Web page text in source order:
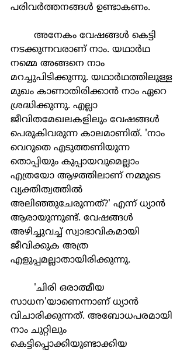
പരിവര്‍ത്തനങ്ങള്‍ ഉണ്ടാകണം.
നടക്കുന്നവരാണ് നാം. യഥാര്‍ഥ
നമ്മെ അങ്ങനെ നാം
മറച്ചുപിടിക്കുന്നു. യഥാര്‍ഥത്തിലുള്ള
മുഖം കാണാതിരിക്കാന്‍ നാം ഏറെ
ശ്രദ്ധിക്കുന്നു. എല്ലാ
ജീവിതമേഖലകളിലും വേഷങ്ങള്‍
പെരുകിവരുന്ന കാലമാണിത്. 'നാം
വെറുതെ എടുത്തണിയുന്ന
തൊപ്പിയും കുപ്പായവുമെല്ലാം
എത്രയോ ആഴത്തിലാണ് നമ്മുടെ
വ്യക്തിത്വത്തില്‍
അലിഞ്ഞുചേരുന്നത്?' എന്ന് ധ്യാന്‍
ആരായുന്നുണ്ട്. വേഷങ്ങള്‍
അഴിച്ചുവച്ച് സ്വാഭാവികമായി
ജീവിക്കുക അത്ര
എളുപ്പമല്ലാതായിരിക്കുന്നു.
സാധന'യാണെന്നാണ് ധ്യാന്‍
വിചാരിക്കുന്നത്. അബോധപരമായി
നാം ചുറ്റിലും
കെട്ടിപ്പൊക്കിയുണ്ടാക്കിയ